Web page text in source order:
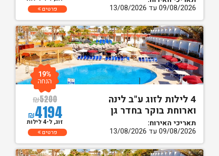
09/08/2026 עד 13/08/2026
פרטים
4 לילות לזוג ע"ב לינה
וארוחת בוקר בחדר גן
תאריכי האירוח:
09/08/2026 עד 13/08/2026
₪5200
₪4194
19%
הנחה
זוג, ל-4 לילות
פרטים